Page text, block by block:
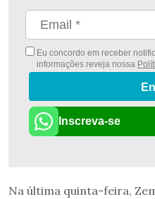
Eu concordo em receber
informações reveja nossa
Inscreva-se
Na última quinta-feira,